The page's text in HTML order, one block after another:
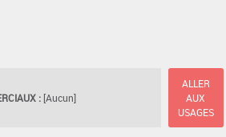
: [Aucun]
ALLER
AUX
USAGES